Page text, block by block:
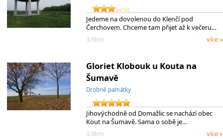
Jedeme na dovolenou do Klenčí pod
Čerchovem. Chceme tam přijet až k večeru…
3.9km
více »
Gloriet Klobouk u Kouta na
Šumavě
Drobné památky
Jihovýchodně od Domažlic se nachází obec
Kout na Šumavě. Sama o sobě je…
3.9km
více »